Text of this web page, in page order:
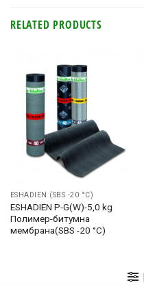
RELATED PRODUCTS
ESHADIEN (SBS -20 °C)
ESHADIEN P-G(W)-5,0 kg
Полимер-битумна
мембрана(SBS -20 °C)